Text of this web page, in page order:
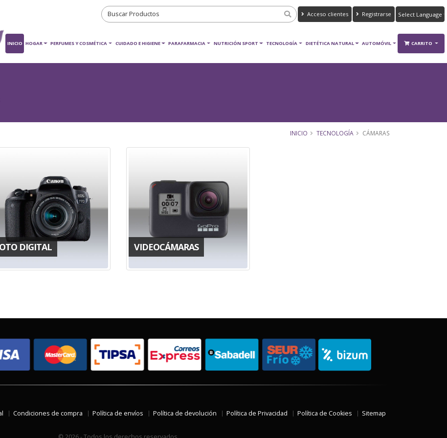
Acceso clientes Registrarse
Translate
INICIO HOGAR PERFUMES Y COSMÉTICA CUIDADO E HIGIENE PARAFARMACIA NUTRICIÓN SPORT TECNOLOGÍA DIETÉTICA NATURAL AUTOMÓVIL CARRITO
INICIO TECNOLOGÍA CÁMARAS
DIGITAL VIDEOCÁMARAS
Condiciones de compra Política de envíos Política de devolución Política de Privacidad Política de Cookies Sitemap